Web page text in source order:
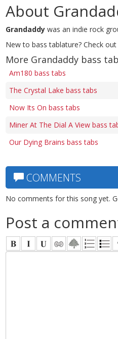
About
Grandaddy was an indie rock
New to bass tablature? Check
More Grandaddy bass
Am180 bass tabs
The Crystal Lake bass tabs
Now Its On bass tabs
Miner At The Dial A View bass
Our Dying Brains bass tabs
COMMENTS
No comments for this song yet.
Post a